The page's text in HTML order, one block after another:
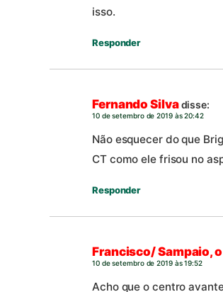
isso.
Responder
Fernando Silvadisse:
10 de setembro de 2019 às 20:42
Não esquecer do que
CT como ele frisou no
Responder
Francisco/ Sampaio,
10 de setembro de 2019 às 19:52
Acho que o centro